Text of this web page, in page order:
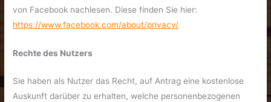
von Facebook nachlesen. Diese finden Sie hier:
https://www.facebook.com/about/privacy/
Rechte des Nutzers
Sie haben als Nutzer das Recht, auf Antrag eine kostenlose
Auskunft darüber zu erhalten, welche personenbezogenen